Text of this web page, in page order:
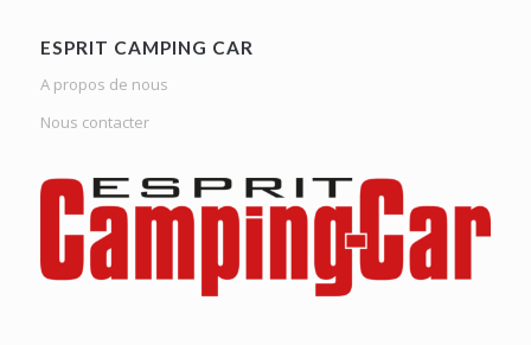
ESPRIT CAMPING CAR
A propos de nous
Nous contacter